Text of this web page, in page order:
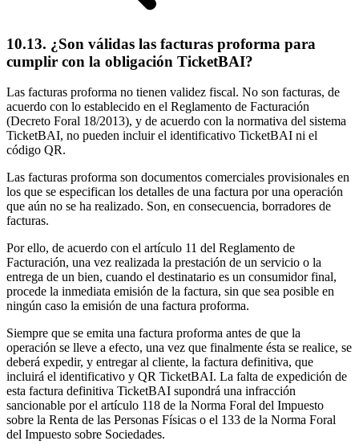
10.13. ¿Son válidas las facturas proforma para
cumplir con la obligación TicketBAI?
Las facturas proforma no tienen validez fiscal. No son facturas, de
acuerdo con lo establecido en el Reglamento de Facturación
(Decreto Foral 18/2013), y de acuerdo con la normativa del sistema
TicketBAI, no pueden incluir el identificativo TicketBAI ni el
código QR.
Las facturas proforma son documentos comerciales provisionales en
los que se especifican los detalles de una factura por una operación
que aún no se ha realizado. Son, en consecuencia, borradores de
facturas.
Por ello, de acuerdo con el artículo 11 del Reglamento de
Facturación, una vez realizada la prestación de un servicio o la
entrega de un bien, cuando el destinatario es un consumidor final,
procede la inmediata emisión de la factura, sin que sea posible en
ningún caso la emisión de una factura proforma.
Siempre que se emita una factura proforma antes de que la
operación se lleve a efecto, una vez que finalmente ésta se realice, se
deberá expedir, y entregar al cliente, la factura definitiva, que
incluirá el identificativo y QR TicketBAI. La falta de expedición de
esta factura definitiva TicketBAI supondrá una infracción
sancionable por el artículo 118 de la Norma Foral del Impuesto
sobre la Renta de las Personas Físicas o el 133 de la Norma Foral
del Impuesto sobre Sociedades.